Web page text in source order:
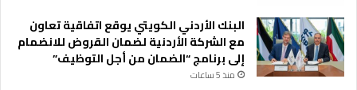
البنك الأردني الكويتي يوقع اتفاقية تعاون
مع الشركة الأردنية لضمان القروض للانضمام
إلى برنامج “الضمان من أجل التوظيف”
منذ 5 ساعات